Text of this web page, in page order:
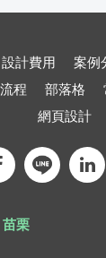
設計費用 案例
程 部落格
網頁設計
栗